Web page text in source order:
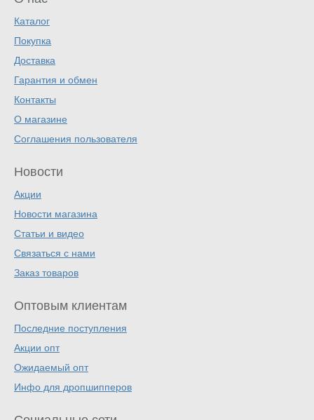
Каталог
Покупка
Доставка
Гарантия и обмен
Контакты
О магазине
Соглашения пользователя
Новости
Акции
Новости магазина
Статьи и видео
Связаться с нами
Заказ товаров
Оптовым клиентам
Последние поступления
Акции опт
Ожидаемый опт
Инфо для дропшипперов